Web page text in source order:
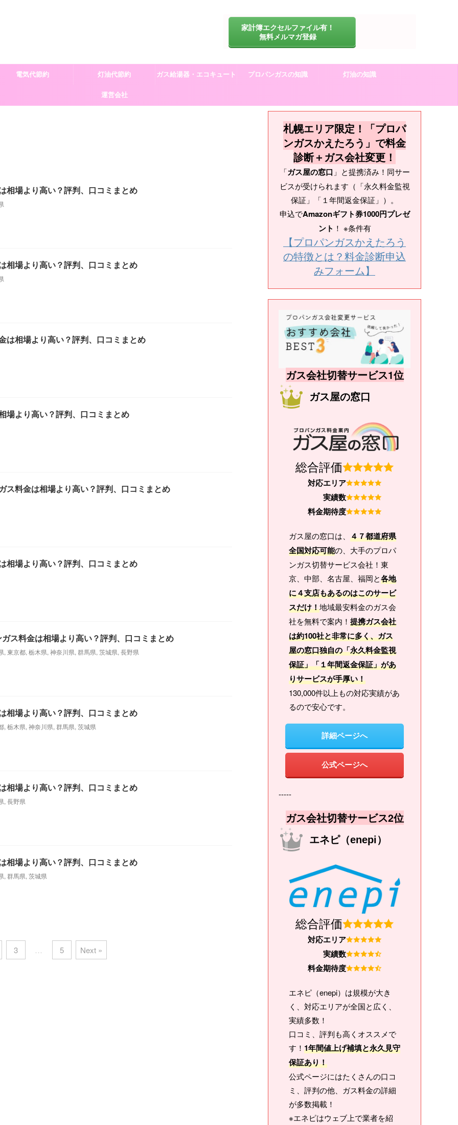
家計簿エクセルファイル有！
無料メルマガ登録
電気代節約 灯油代節約 ガス給湯器・エコキュート プロパンガスの知識 灯油の知識
運営会社
相場より高い？評判、口コミまとめ
相場より高い？評判、口コミまとめ
は相場より高い？評判、口コミまとめ
場より高い？評判、口コミまとめ
ス料金は相場より高い？評判、口コミまとめ
相場より高い？評判、口コミまとめ
ス料金は相場より高い？評判、口コミまとめ
, 東京都, 栃木県, 神奈川県, 群馬県, 茨城県, 長野県
相場より高い？評判、口コミまとめ
, 栃木県, 神奈川県, 群馬県, 茨城県
相場より高い？評判、口コミまとめ
, 長野県
相場より高い？評判、口コミまとめ
, 群馬県, 茨城県
3 … 5 Next »
札幌エリア限定！「プロパ
ンガスかえたろう」で料金
診断＋ガス会社変更！
「ガス屋の窓口 」と提携済み！同サー
ビスが受けられます（「永久料金監視
保証」「１年間返金保証」）。
申込でAmazonギフト券1000円プレゼ
ント ！ ※条件有
【プロパンガスかえたろう
の特徴とは？料金診断申込
みフォーム】
ガス会社切替サービス1位
ガス屋の窓口
総合評価
対応エリア
実績数
料金期待度
ガス屋の窓口は、 ４７都道府県
全国対応可能の、大手のプロパ
ンガス切替サービス会社！東
京、中部、名古屋、福岡と各地
に４支店もあるのはこのサービ
スだけ！地域最安料金のガス会
社を無料で案内！ 提携ガス会社
は約100社と非常に多く、ガス
屋の窓口独自の「永久料金監視
保証」「１年間返金保証」があ
りサービスが手厚い！
130,000件以上もの対応実績があ
るので安心です。
詳細ページへ
公式ページへ
-----
ガス会社切替サービス2位
エネピ（enepi）
総合評価
対応エリア
実績数
料金期待度
エネピ（enepi）は規模が大き
く、対応エリアが全国と広く、
実績多数！
口コミ、評判も高くオススメで
す！ 1年間値上げ補填と永久見守
保証あり！
公式ページにはたくさんの口コ
ミ、評判の他、ガス料金の詳細
が多数掲載！
※エネピはウェブ上で業者を紹